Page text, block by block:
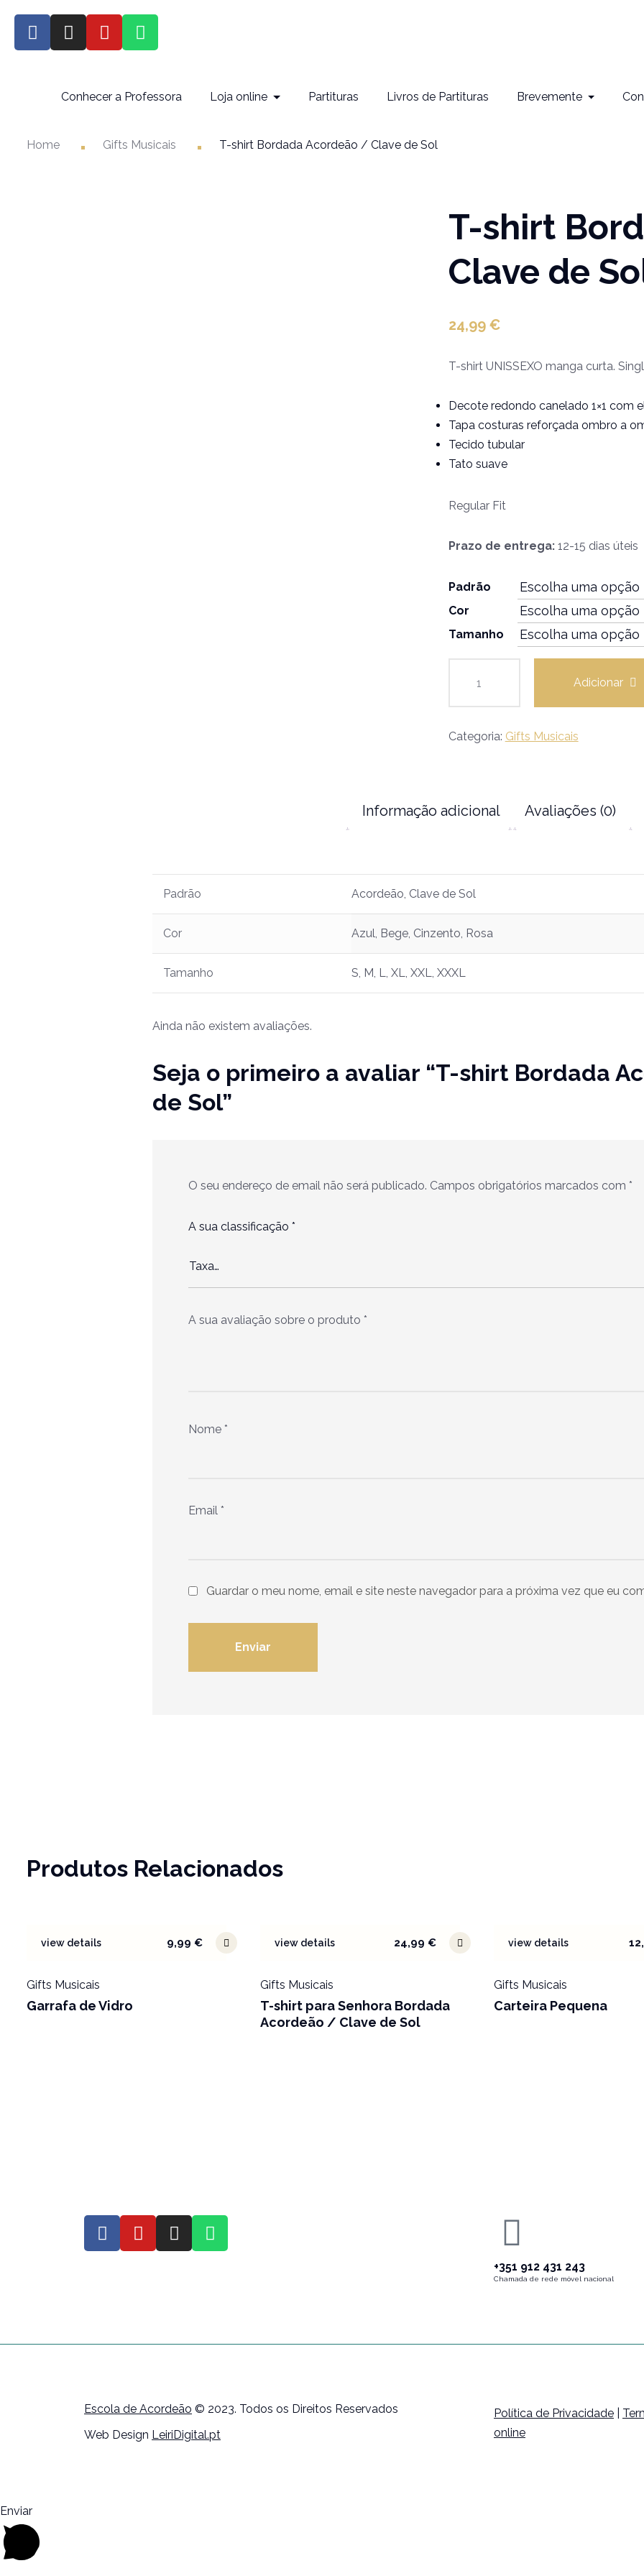
Conhecer a Professora Loja online Partituras Livros de Partituras Brevemente
Home Gifts Musicais T-shirt Bordada Acordeão / Clave de Sol
T-shirt
Clave de
24,99 €
T-shirt UNISSEXO manga curta.
Decote redondo canelado 1×1 com
Tapa costuras reforçada ombro a
Tecido tubular
Tato suave
Regular Fit
Prazo de entrega:12-15 dias úteis
Padrão
Cor
Tamanho
Adicionar
Categoria: Gifts Musicais
Informação adicional Avaliações (0)
Padrão Acordeão, Clave de Sol
Cor Azul, Bege, Cinzento, Rosa
Tamanho S, M, L, XL, XXL, XXXL
Ainda não existem avaliações.
Seja o primeiro a avaliar “T-shirt Bordada
de Sol”
O seu endereço de email não será publicado. Campos obrigatórios marcados com *
A sua classificação *
A sua avaliação sobre o produto *
Nome *
Email *
Guardar o meu nome, email e site neste navegador para a próxima vez que eu
Produtos Relacionados
view details 9,99 €
Gifts Musicais
Garrafa de Vidro
view details 24,99 €
Gifts Musicais
T-shirt para Senhora Bordada
Acordeão / Clave de Sol
view details
Gifts Musicais
Carteira Pequena
+351 912 431 243
Chamada de rede móvel nacional
Escola de Acordeão © 2023. Todos os Direitos Reservados
Web Design LeiriDigital.pt
Política de Privacidade
online
Enviar